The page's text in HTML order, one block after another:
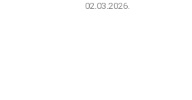
02.03.2026.